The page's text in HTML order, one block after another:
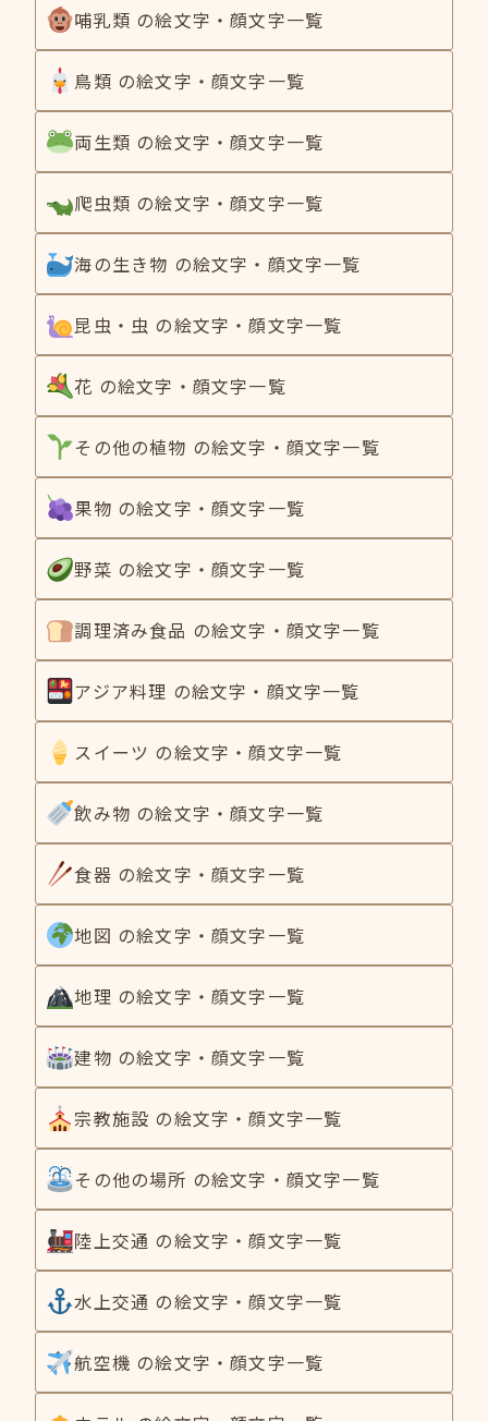
哺乳類 の絵文字・顔文字一覧
鳥類 の絵文字・顔文字一覧
両生類 の絵文字・顔文字一覧
爬虫類 の絵文字・顔文字一覧
海の生き物 の絵文字・顔文字一覧
昆虫・虫 の絵文字・顔文字一覧
花 の絵文字・顔文字一覧
その他の植物 の絵文字・顔文字一覧
果物 の絵文字・顔文字一覧
野菜 の絵文字・顔文字一覧
調理済み食品 の絵文字・顔文字一覧
アジア料理 の絵文字・顔文字一覧
スイーツ の絵文字・顔文字一覧
飲み物 の絵文字・顔文字一覧
食器 の絵文字・顔文字一覧
地図 の絵文字・顔文字一覧
地理 の絵文字・顔文字一覧
建物 の絵文字・顔文字一覧
宗教施設 の絵文字・顔文字一覧
その他の場所 の絵文字・顔文字一覧
陸上交通 の絵文字・顔文字一覧
水上交通 の絵文字・顔文字一覧
航空機 の絵文字・顔文字一覧